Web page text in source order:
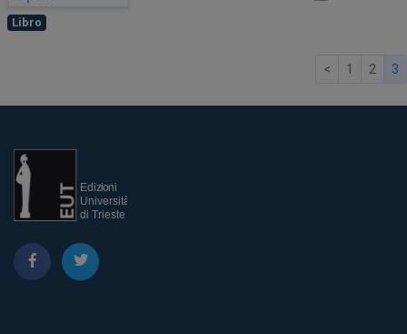
Libro
< 1 2 3